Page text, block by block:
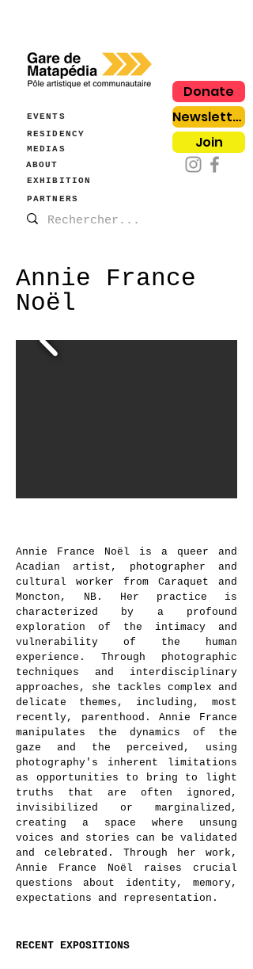
EVENTS
RESIDENCY
MEDIAS
ABOUT
EXHIBITION
Donate
Newsletter
Join
PARTNERS
Annie France
Noël
Annie France Noël is a queer and
Acadian artist, photographer and
cultural worker from Caraquet and
Moncton, NB. Her practice is
characterized by a profound
exploration of the intimacy and
vulnerability of the human
experience. Through photographic
techniques and interdisciplinary
approaches, she tackles complex and
delicate themes, including, most
recently, parenthood. Annie France
manipulates the dynamics of the
gaze and the perceived, using
photography's inherent limitations
as opportunities to bring to light
truths that are often ignored,
invisibilized or marginalized,
creating a space where unsung
voices and stories can be validated
and celebrated. Through her work,
Annie France Noël raises crucial
questions about identity, memory,
expectations and representation.
RECENT EXPOSITIONS